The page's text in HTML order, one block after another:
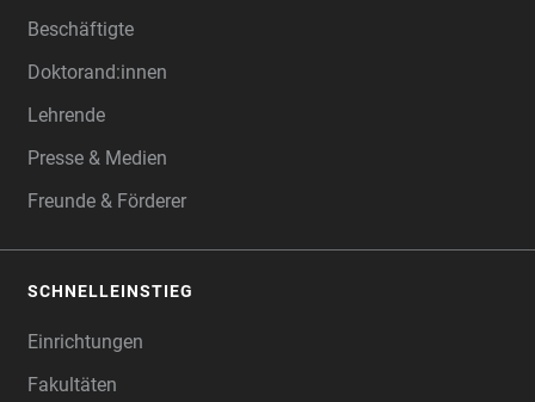
Beschäftigte
Doktorand:innen
Lehrende
Presse & Medien
Freunde & Förderer
SCHNELLEINSTIEG
Einrichtungen
Fakultäten